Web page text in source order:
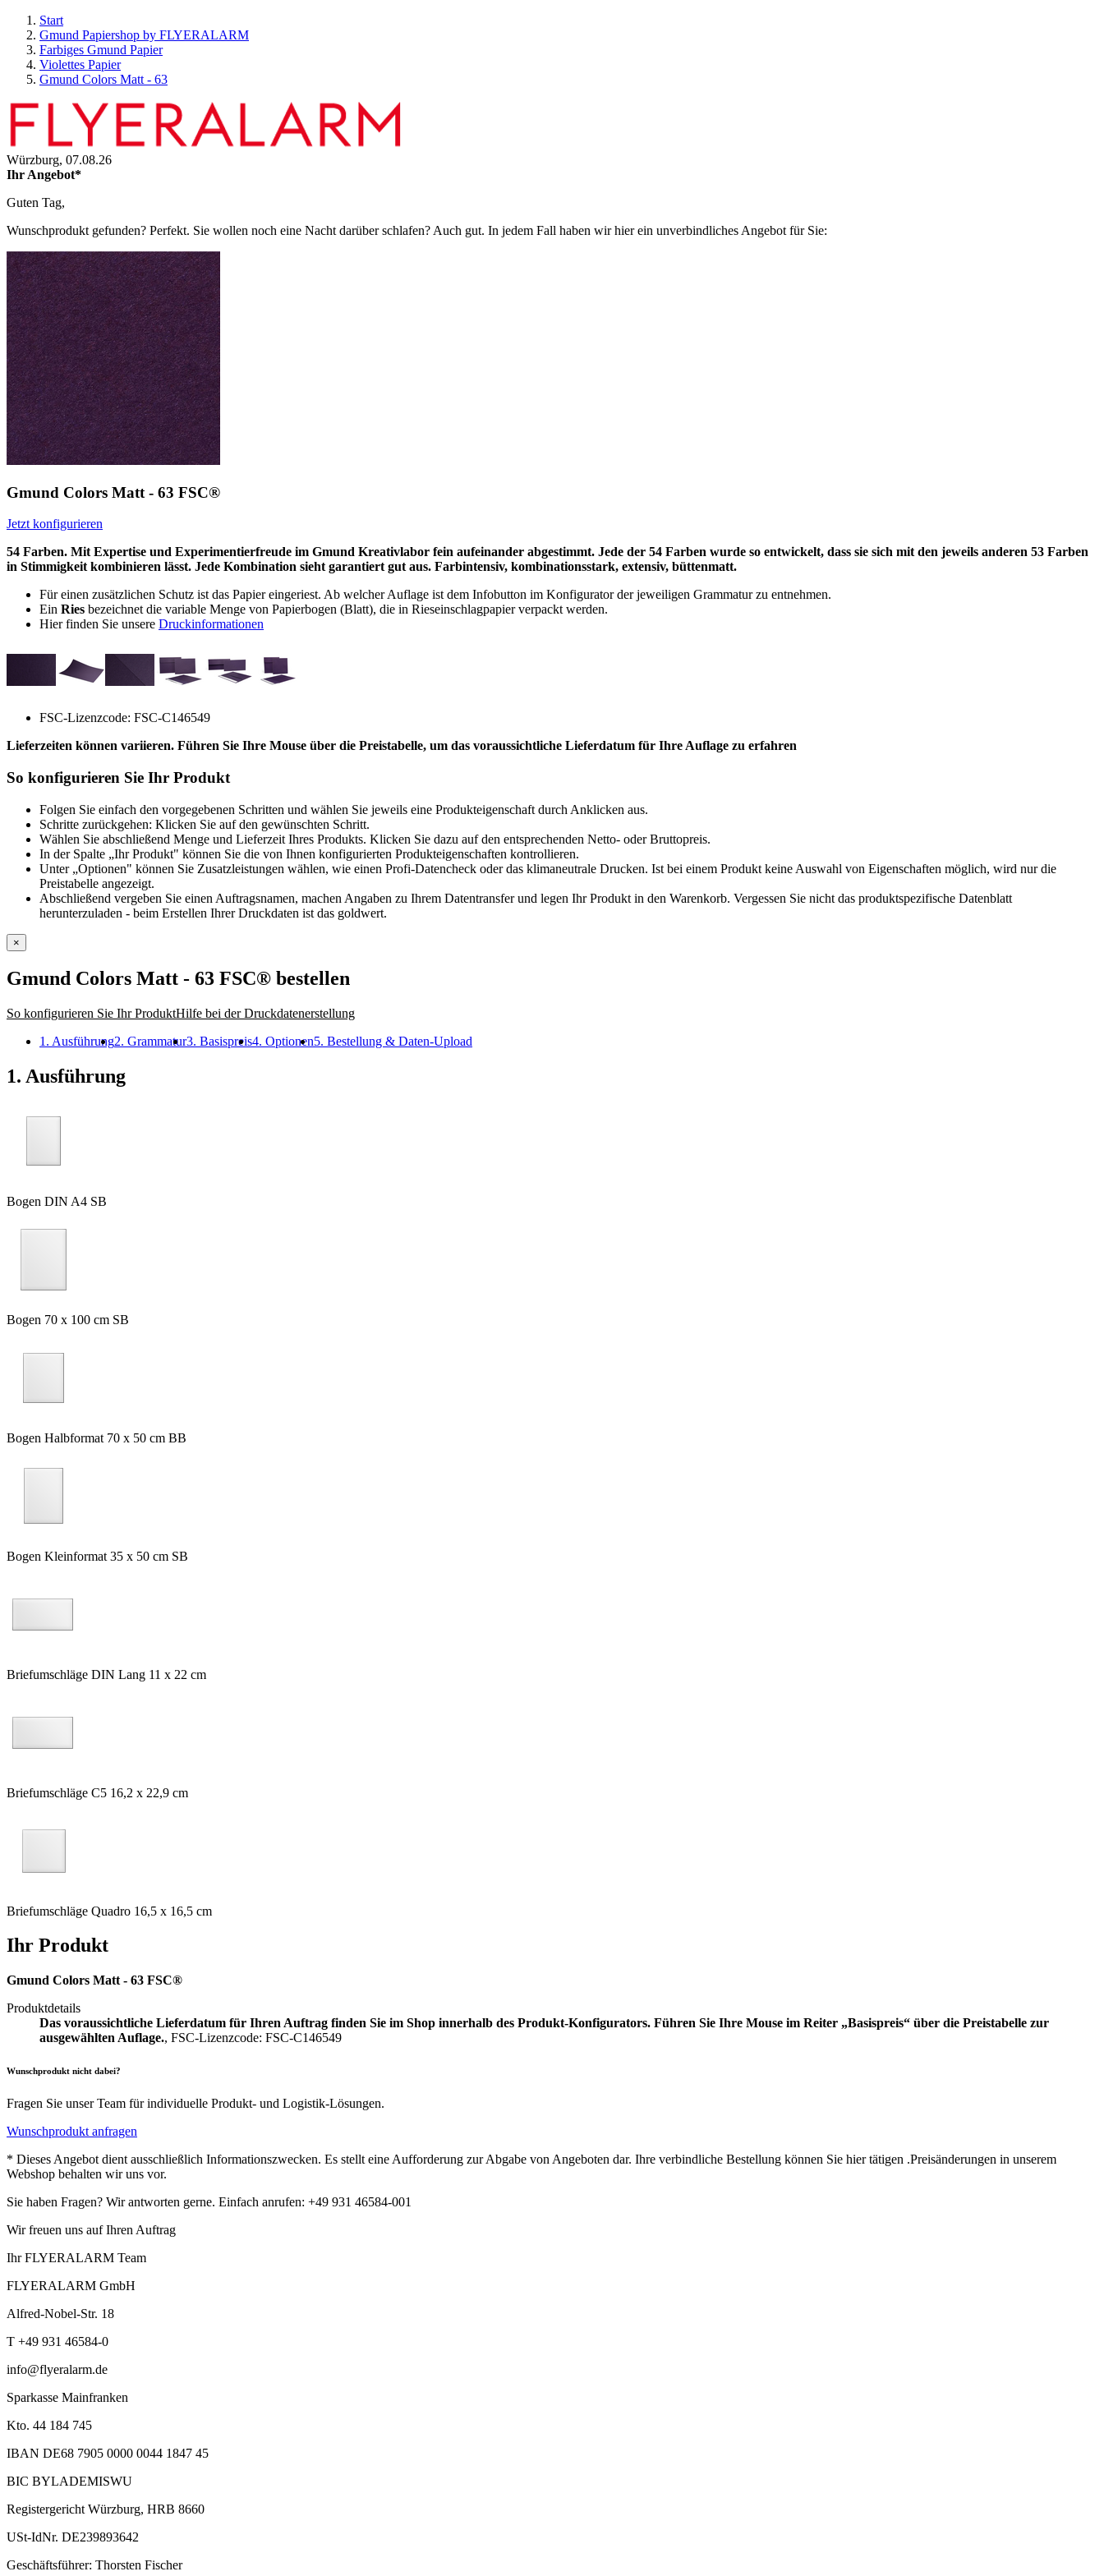
Start
Gmund Papiershop by FLYERALARM
Farbiges Gmund Papier
Violettes Papier
Gmund Colors Matt - 63
Würzburg, 07.08.26
Ihr Angebot*
Guten Tag,
Wunschprodukt gefunden? Perfekt. Sie wollen noch eine Nacht darüber schlafen? Auch gut. In jedem Fall haben wir hier ein unverbindliches Angebot für Sie:
Gmund Colors Matt - 63 FSC®
Jetzt konfigurieren
54 Farben. Mit Expertise und Experimentierfreude im Gmund Kreativlabor fein aufeinander abgestimmt. Jede der 54 Farben wurde so entwickelt, dass sie sich mit den jeweils anderen 53 Farben
in Stimmigkeit kombinieren lässt. Jede Kombination sieht garantiert gut aus. Farbintensiv, kombinationsstark, extensiv, büttenmatt.
Für einen zusätzlichen Schutz ist das Papier eingeriest. Ab welcher Auflage ist dem Infobutton im Konfigurator der jeweiligen Grammatur zu entnehmen.
Ein Ries bezeichnet die variable Menge von Papierbogen (Blatt), die in Rieseinschlagpapier verpackt werden.
Hier finden Sie unsere Druckinformationen
FSC-Lizenzcode: FSC-C146549
Lieferzeiten können variieren. Führen Sie Ihre Mouse über die Preistabelle, um das voraussichtliche Lieferdatum für Ihre Auflage zu erfahren
So konfigurieren Sie Ihr Produkt
Folgen Sie einfach den vorgegebenen Schritten und wählen Sie jeweils eine Produkteigenschaft durch Anklicken aus.
Schritte zurückgehen: Klicken Sie auf den gewünschten Schritt.
Wählen Sie abschließend Menge und Lieferzeit Ihres Produkts. Klicken Sie dazu auf den entsprechenden Netto- oder Bruttopreis.
In der Spalte „Ihr Produkt" können Sie die von Ihnen konfigurierten Produkteigenschaften kontrollieren.
Unter „Optionen" können Sie Zusatzleistungen wählen, wie einen Profi-Datencheck oder das klimaneutrale Drucken. Ist bei einem Produkt keine Auswahl von Eigenschaften möglich, wird nur die
Preistabelle angezeigt.
Abschließend vergeben Sie einen Auftragsnamen, machen Angaben zu Ihrem Datentransfer und legen Ihr Produkt in den Warenkorb. Vergessen Sie nicht das produktspezifische Datenblatt
herunterzuladen - beim Erstellen Ihrer Druckdaten ist das goldwert.
×
Gmund Colors Matt - 63 FSC® bestellen
So konfigurieren Sie Ihr ProduktHilfe bei der Druckdatenerstellung
1. Ausführung2. Grammatur3. Basispreis4. Optionen5. Bestellung & Daten-Upload
1. Ausführung
Bogen DIN A4 SB
Bogen 70 x 100 cm SB
Bogen Halbformat 70 x 50 cm BB
Bogen Kleinformat 35 x 50 cm SB
Briefumschläge DIN Lang 11 x 22 cm
Briefumschläge C5 16,2 x 22,9 cm
Briefumschläge Quadro 16,5 x 16,5 cm
Ihr Produkt
Gmund Colors Matt - 63 FSC®
Produktdetails
Das voraussichtliche Lieferdatum für Ihren Auftrag finden Sie im Shop innerhalb des Produkt-Konfigurators. Führen Sie Ihre Mouse im Reiter „Basispreis“ über die Preistabelle zur
ausgewählten Auflage., FSC-Lizenzcode: FSC-C146549
Wunschprodukt nicht dabei?
Fragen Sie unser Team für individuelle Produkt- und Logistik-Lösungen.
Wunschprodukt anfragen
* Dieses Angebot dient ausschließlich Informationszwecken. Es stellt eine Aufforderung zur Abgabe von Angeboten dar. Ihre verbindliche Bestellung können Sie hier tätigen .Preisänderungen in unserem
Webshop behalten wir uns vor.
Sie haben Fragen? Wir antworten gerne. Einfach anrufen: +49 931 46584-001
Wir freuen uns auf Ihren Auftrag
Ihr FLYERALARM Team
FLYERALARM GmbH
Alfred-Nobel-Str. 18
T +49 931 46584-0
info@flyeralarm.de
Sparkasse Mainfranken
Kto. 44 184 745
IBAN DE68 7905 0000 0044 1847 45
BIC BYLADEMISWU
Registergericht Würzburg, HRB 8660
USt-IdNr. DE239893642
Geschäftsführer: Thorsten Fischer